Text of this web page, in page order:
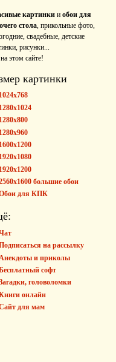
картинки и обои для
стола, прикольные фото,
свадебные, детские
рисунки...
этом сайте!
картинки
1024x768
1280x1024
1280x800
1280x960
1600x1200
1920x1080
1920x1200
большие обои
для КПК
на рассылку
Анекдоты и приколы
софт
головоломки
онлайн
для мам